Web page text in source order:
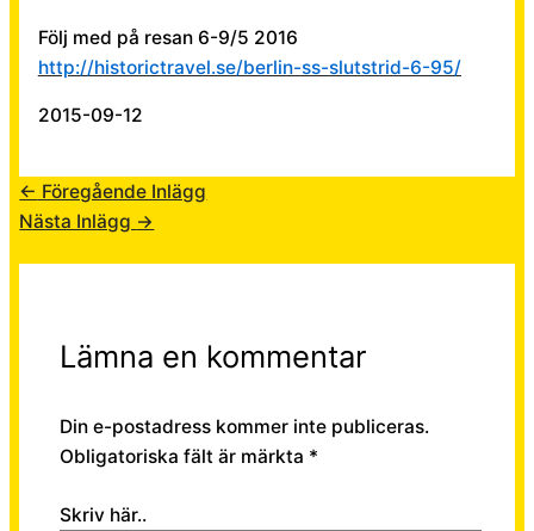
Följ med på resan 6-9/5 2016
http://historictravel.se/berlin-ss-slutstrid-6-95/
2015-09-12
← Föregående Inlägg
Nästa Inlägg →
Lämna en kommentar
Din e-postadress kommer inte publiceras.
Obligatoriska fält är märkta *
Skriv här..